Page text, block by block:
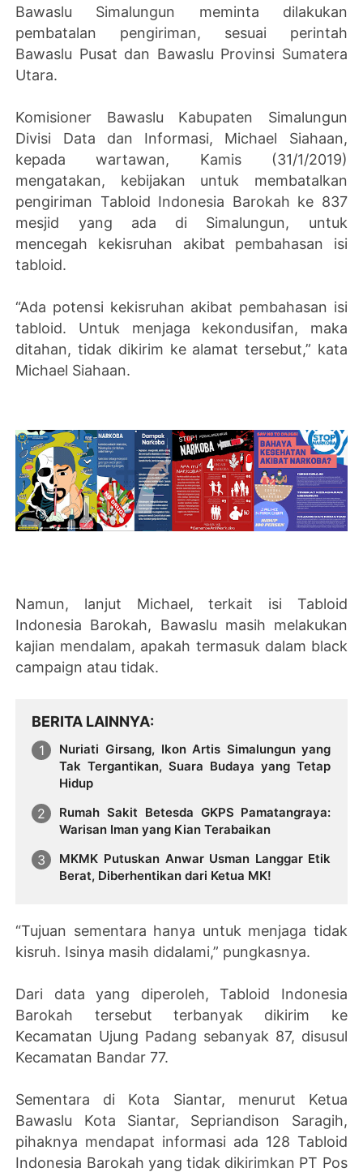
Bawaslu Simalungun meminta dilakukan
pembatalan pengiriman, sesuai perintah
Bawaslu Pusat dan Bawaslu Provinsi Sumatera
Utara.
Komisioner Bawaslu Kabupaten Simalungun
Divisi Data dan Informasi, Michael Siahaan,
kepada wartawan, Kamis (31/1/2019)
mengatakan, kebijakan untuk membatalkan
pengiriman Tabloid Indonesia Barokah ke 837
mesjid yang ada di Simalungun, untuk
mencegah kekisruhan akibat pembahasan isi
tabloid.
“Ada potensi kekisruhan akibat pembahasan isi
tabloid. Untuk menjaga kekondusifan, maka
ditahan, tidak dikirim ke alamat tersebut,” kata
Michael Siahaan.
Namun, lanjut Michael, terkait isi Tabloid
Indonesia Barokah, Bawaslu masih melakukan
kajian mendalam, apakah termasuk dalam black
campaign atau tidak.
BERITA LAINNYA
Nuriati Girsang, Ikon Artis Simalungun yang
Tak Tergantikan, Suara Budaya yang Tetap
Hidup
Rumah Sakit Betesda GKPS Pamatangraya:
Warisan Iman yang Kian Terabaikan
MKMK Putuskan Anwar Usman Langgar Etik
Berat, Diberhentikan dari Ketua MK!
“Tujuan sementara hanya untuk menjaga tidak
kisruh. Isinya masih didalami,” pungkasnya.
Dari data yang diperoleh, Tabloid Indonesia
Barokah tersebut terbanyak dikirim ke
Kecamatan Ujung Padang sebanyak 87, disusul
Kecamatan Bandar 77.
Sementara di Kota Siantar, menurut Ketua
Bawaslu Kota Siantar, Sepriandison Saragih,
pihaknya mendapat informasi ada 128 Tabloid
Indonesia Barokah yang tidak dikirimkan PT Pos